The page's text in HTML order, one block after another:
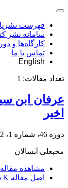
فهرست
سامانه نشر
کارگاه‌ها و
تماس با ما
English
تعداد مقالات: 1
عرفان ابن
اخیر
دوره 46، شماره 1، 1392، صفحه
محبعلی آبسالان
مشاهده مقاله
اصل مقاله K